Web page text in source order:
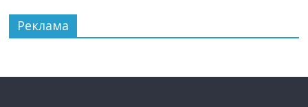
Реклама